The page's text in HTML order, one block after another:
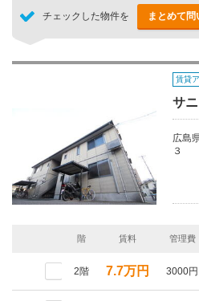
チェックした物件を まとめて問
賃貸
サ
広島
３
階 賃料 管理費
2階 7.7万円 3000円